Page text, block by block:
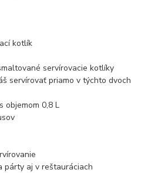
kotlík
servírovacie kotlíky
servírovať priamo v týchto dvoch
objemom 0,8 L
párty aj v reštauráciach